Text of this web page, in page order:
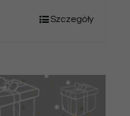
Szczegóły